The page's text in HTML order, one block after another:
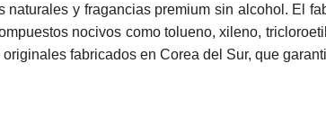
naturales y fragancias premium sin alcohol. El
nocivos como tolueno, xileno,
fabricados en Corea del Sur, que